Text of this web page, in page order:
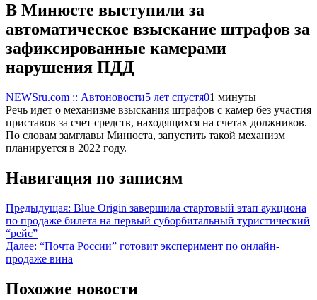
В Минюсте выступили за
автоматическое взыскание штрафов за
зафиксированные камерами
нарушения ПДД
NEWSru.com :: Автоновости5 лет спустя01 минуты
Речь идет о механизме взыскания штрафов с камер без участия
приставов за счет средств, находящихся на счетах должников.
По словам замглавы Минюста, запустить такой механизм
планируется в 2022 году.
Навигация по записям
Предыдущая: Blue Origin завершила стартовый этап аукциона
по продаже билета на первый суборбитальный туристический
“рейс”
Далее: “Почта России” готовит эксперимент по онлайн-
продаже вина
Похожие новости